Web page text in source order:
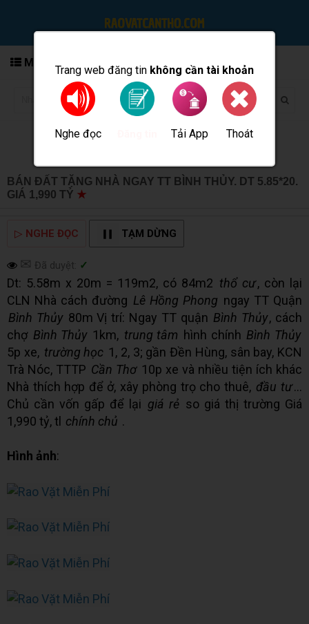
Trang web đăng tin không cần tài khoản
Nghe đọc Tải App Thoát
MENU
BÁN ĐẤT TẶNG NHÀ NGAY TT BÌNH THỦY. DT 5.85*20.
GIÁ 1,990 TỶ ★
▷ NGHE ĐỌC TẠM DỪNG
✉ Đã duyệt: ✓
Dt: 5.58m x 20m = 119m2, có 84m2 thổ cư, còn lại
CLN Nhà cách đường Lê Hồng Phong ngay TT Quận
Bình Thủy 80m Vị trí: Ngay TT quận Bình Thủy, cách
chợ Bình Thủy 1km, trung tâm hình chính Bình Thủy
5p xe, trường học 1, 2, 3; gần Đền Hùng, sân bay, KCN
Trà Nóc, TTTP Cần Thơ 10p xe và nhiều tiện ích khác
Nhà thích hợp để ở, xây phòng trọ cho thuê, đầu tư…
Chủ cần vốn gấp để lại giá rẻ so giá thị trường Giá
1,990 tỷ, tl chính chủ .
Hình ảnh: